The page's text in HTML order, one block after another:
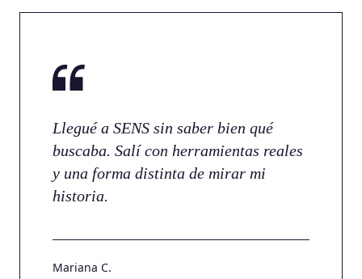
Llegué a SENS sin saber bien qué
buscaba. Salí con herramientas reales
y una forma distinta de mirar mi
historia.
Mariana C.